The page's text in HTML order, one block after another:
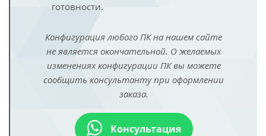
готовности.
Конфигурация любого ПК на нашем сайте
не является окончательной. О желаемых
изменениях конфигурации ПК вы можете
сообщить консультанту при оформлении
заказа.
Консультация